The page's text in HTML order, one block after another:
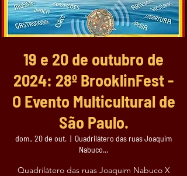
19 e 20 de outubro de
2024: 28º BrooklinFest -
O Evento Multicultural de
São Paulo.
dom., 20 de out.
  |
Quadrilátero das ruas Joaquim
Nabuco...
Quadrilátero das ruas Joaquim Nabuco X